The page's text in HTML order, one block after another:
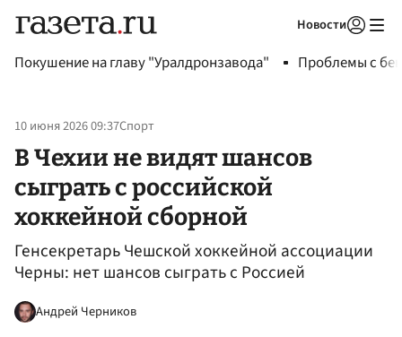
Новости
Покушение на главу "Уралдронзавода" Проблемы с
10 июня 2026 09:37Спорт
В Чехии не видят шансов
сыграть с российской
хоккейной сборной
Генсекретарь Чешской хоккейной ассоциации
Черны: нет шансов сыграть с Россией
Андрей Черников